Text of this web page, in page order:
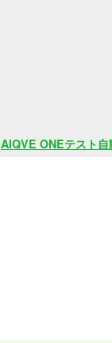
AIQVE ONEテスト